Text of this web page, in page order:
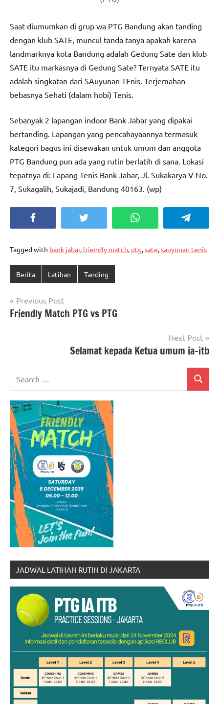
Saat diumumkan di grup wa PTG Bandung akan tanding
dengan klub SATE, muncul tanda tanya apakah karena
landmarknya kota Bandung adalah Gedung Sate dan klub
SATE itu markasnya di Gedung Sate? Ternyata SATE itu
adalah singkatan dari SAuyunan TEnis. Terjemahan
bebasnya Sehati (dalam hobi) Tenis.
Sebanyak 2 lapangan indoor Bank Jabar yang dipakai
bertanding. Lapangan yang pencahayaannya termasuk
kategori bagus ini disewakan untuk umum dan anggota
PTG Bandung pun ada yang rutin berlatih di sana. Lokasi
tepatnya di: Lapang Tenis Bank Jabar, Jl. Sukakarya V No.
7, Sukagalih, Sukajadi, Bandung 40163. (wp)
Twitter WhatsApp
Tagged with bank jabar, friendly match, ptg,sate,sauyunan tenis
Berita Latihan Tanding
Post
navigation
Previous Post
Friendly Match PTG vs PTG
Next Post
Selamat kepada Ketua umum ia-itb
Search
JADWAL LATIHAN RUTIN DI JAKARTA